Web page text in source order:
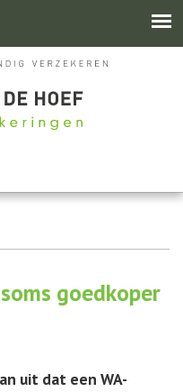
goedkoper
uit dat een WA-